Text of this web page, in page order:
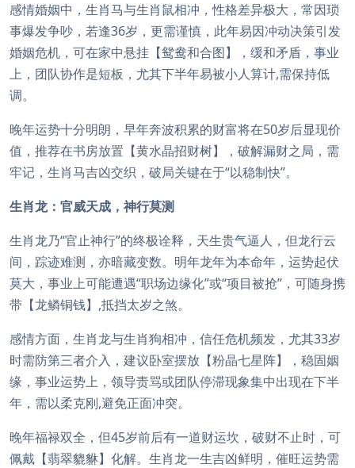
感情婚姻中，生肖马与生肖鼠相冲，性格差异极大，常因琐
事爆发争吵，若逢36岁，更需谨慎，此年易因冲动决策引发
婚姻危机，可在家中悬挂【鸳鸯和合图】，缓和矛盾，事业
上，团队协作是短板，尤其下半年易被小人算计,需保持低
调。
晚年运势十分明朗，早年奔波积累的财富将在50岁后显现价
值，推荐在书房放置【黄水晶招财树】，破解漏财之局，需
牢记，生肖马吉凶交织，破局关键在于“以稳制快”。
生肖龙：官威天成，神行莫测
生肖龙乃“官止神行”的终极诠释，天生贵气逼人，但龙行云
间，踪迹难测，亦暗藏变数。明年龙年为本命年，运势起伏
莫大，事业上可能遭遇“职场边缘化”或“项目被抢”，可随身携
带【龙鳞铜钱】,抵挡太岁之煞。
感情方面，生肖龙与生肖狗相冲，信任危机频发，尤其33岁
时需防第三者介入，建议卧室摆放【粉晶七星阵】，稳固姻
缘，事业运势上，领导责骂或团队停滞现象集中出现在下半
年，需以柔克刚,避免正面冲突。
晚年福禄双全，但45岁前后有一道财运坎，破财不止时，可
佩戴【翡翠貔貅】化解。生肖龙一生吉凶鲜明，催旺运势需